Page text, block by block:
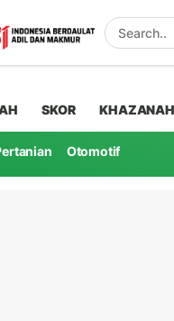
SKOR KHAZANAH
Otomotif